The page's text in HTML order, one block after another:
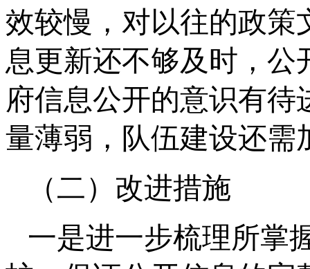
效较慢，对以往的政策
息更新还不够及时，公
府信息公开的意识有
量薄弱，队伍建设还需
（二）改进措施
一是进一步梳理所掌